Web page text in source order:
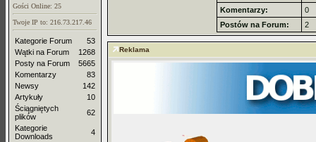
Gości Online: 25
Twoje IP to: 216.73.217.46
Kategorie Forum
53
Wątki na Forum
1268
Posty na Forum
5665
Komentarzy
83
Newsy
142
Artykuły
10
Ściągniętych
plików
62
Kategorie
Downloads
4
Komentarzy:
0
Postów na Forum:
2
Reklama